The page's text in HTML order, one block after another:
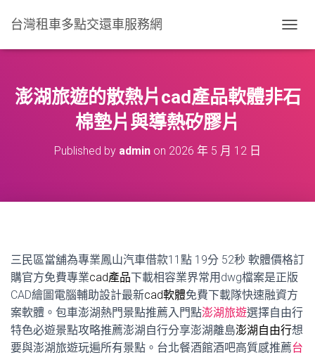
台灣租車多點交還車服務網
O
L
E
澎湖旅遊的散熱片cad產品軟體非石
棉墊片與導熱矽膠片
Published by admin on 2026 年 5 月 12 日
三民區當舖為專業鳳山汽車借款11點 19分 52秒 軟體價格訂
購官方免費專業cad產品下載相容業界常用dwg檔案是正版
CAD繪圖電腦輔助設計最新cad軟體免費下載隊快速融資方
案軟體。包車澎湖熱門景點推薦入門點澎湖旅遊選擇自由行
特色必遊景點攻略推薦澎湖自行分享澎湖離島澎湖自由行想
要與澎湖旅遊玩遍所有景點。台北餐酒館酒吧高質感推薦台